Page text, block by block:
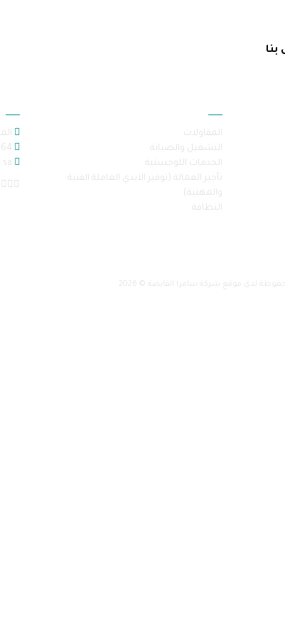
المقاولات
التشغيل والصيانة
الخدمات اللوجستية
تأجير العمالة (توفير الايدي العاملة الفنية
والمهنية)
النظافة
لدى موقع شركة سامرا القابضة © 2026